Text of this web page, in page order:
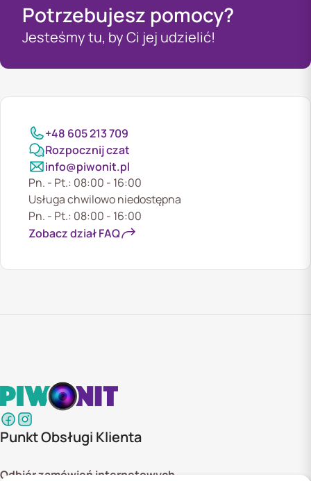
Potrzebujesz pomocy?
Jesteśmy tu, by Ci jej udzielić!
+48 605 213 709
Rozpocznij czat
info@piwonit.pl
Pn. - Pt.: 08:00 - 16:00
Usługa chwilowo niedostępna
Pn. - Pt.: 08:00 - 16:00
Zobacz dział FAQ
Punkt Obsługi Klienta
Odbiór zamówień internetowych